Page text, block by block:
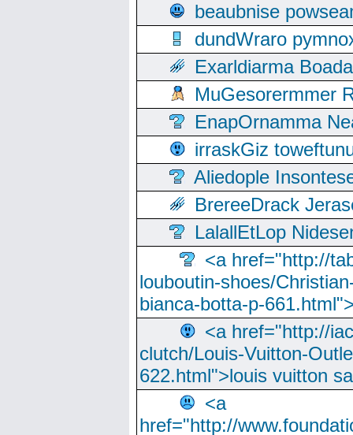
beaubnise
dundWraro
Exarldiarma
MuGesorermmer
EnapOrnamma
irraskGiz
Aliedople
BrereeDrack
LalallEtLop
<a href="http://
louboutin-shoes/
bianca-botta-p-
<a href="http://
clutch/Louis-Vuitton-
622.html">louis vuitton
<a
href="http://